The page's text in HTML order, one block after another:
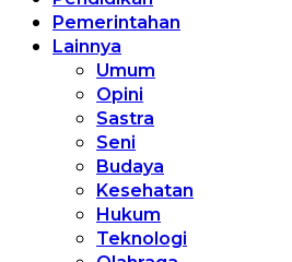
Pemerintahan
Lainnya
Umum
Opini
Sastra
Seni
Budaya
Kesehatan
Hukum
Teknologi